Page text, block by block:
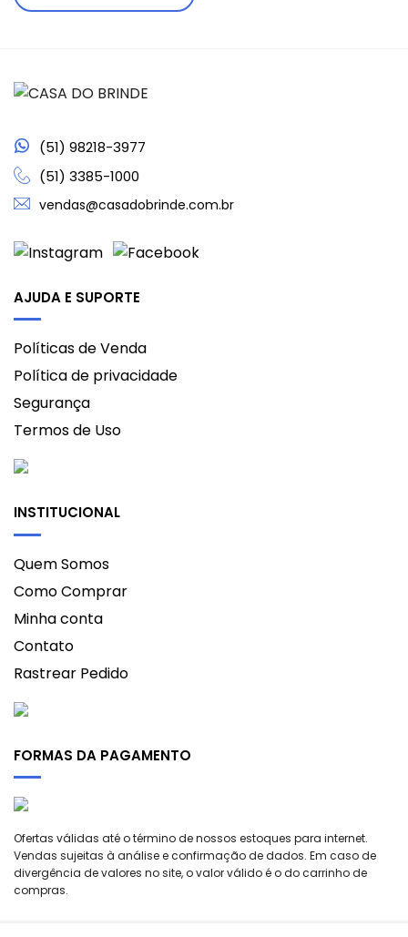
(51) 98218-3977
(51) 3385-1000
vendas@casadobrinde.com.br
AJUDA E SUPORTE
Políticas de Venda
Política de privacidade
Segurança
Termos de Uso
INSTITUCIONAL
Quem Somos
Como Comprar
Minha conta
Contato
Rastrear Pedido
FORMAS DA PAGAMENTO
Ofertas válidas até o término de nossos estoques para internet.
Vendas sujeitas à análise e confirmação de dados. Em caso de
divergência de valores no site, o valor válido é o do carrinho de
compras.